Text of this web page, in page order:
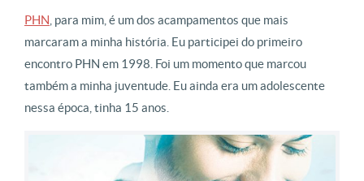
PHN , para mim, é um dos acampamentos que mais
marcaram a minha história. Eu participei do primeiro
encontro PHN em 1998. Foi um momento que marcou
também a minha juventude. Eu ainda era um adolescente
nessa época, tinha 15 anos.